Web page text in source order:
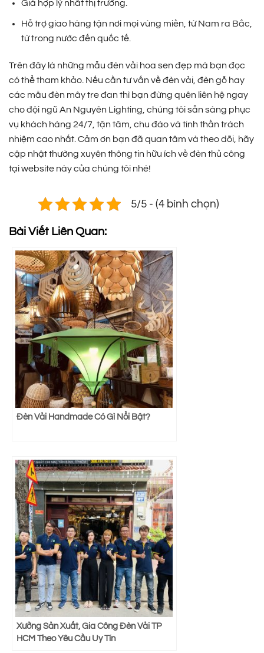
Giá hợp lý nhất thị trường.
Hỗ trợ giao hàng tận nơi mọi vùng miền, từ Nam ra Bắc,
từ trong nước đến quốc tế.
Trên đây là những mẫu đèn vải hoa sen đẹp mà bạn đọc
có thể tham khảo. Nếu cần tư vấn về đèn vải, đèn gỗ hay
các mẫu đèn mây tre đan thì bạn đừng quên liên hệ ngay
cho đội ngũ An Nguyên Lighting, chúng tôi sẵn sàng phục
vụ khách hàng 24/7, tận tâm, chu đáo và tinh thần trách
nhiệm cao nhất. Cảm ơn bạn đã quan tâm và theo dõi, hãy
cập nhật thường xuyên thông tin hữu ích về đèn thủ công
tại website này của chúng tôi nhé!
5/5 - (4 bình chọn)
Bài Viết Liên Quan:
Đèn Vải Handmade Có Gì Nổi Bật?
Xưởng Sản Xuất, Gia Công Đèn Vải TP
HCM Theo Yêu Cầu Uy Tín